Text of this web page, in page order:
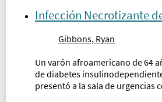
Infección Necrotizante
Gibbons, Ryan
Un varón afroamericano de 64
de diabetes
presentó a la sala de urgencias